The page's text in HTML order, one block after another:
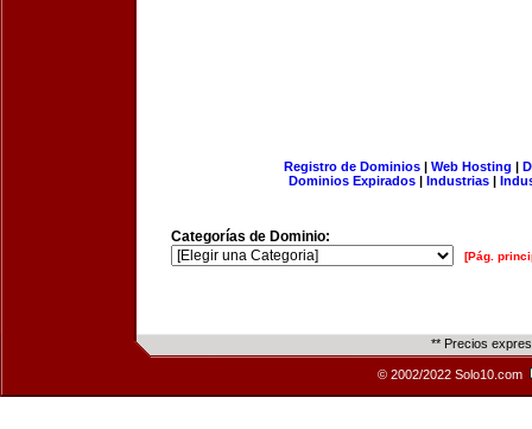
Registro de Dominios| Web Hosting |
Dominios Expirados | Industrias |
Categorías de Dominio:
[Pág.
** Precios
© 2002/2022 Solo10.com